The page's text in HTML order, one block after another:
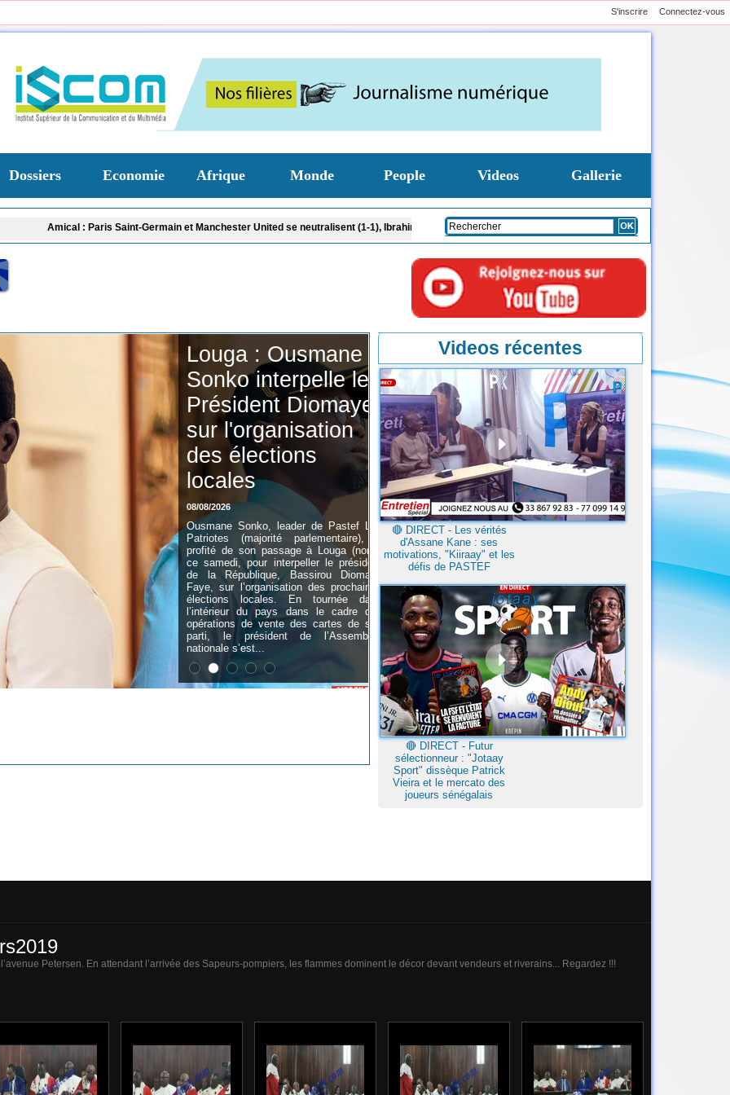
Connectez-vous
S'inscrire
Dossiers Economie Afrique Monde People Videos Gallerie
Amical : Paris Saint-Germain et Manchester United se neutralisent (1-1), Ibrahima Mbaye buteur Chronique : L’accent si complexe de la République ! Par
Louga : Ousmane
Sonko interpelle le
Président Diomaye
sur l'organisation
des élections
locales
08/08/2026
Ousmane Sonko, leader de Pastef Les
Patriotes (majorité parlementaire), a
profité de son passage à Louga (nord),
ce samedi, pour interpeller le président
de la République, Bassirou Diomaye
Faye, sur l’organisation des prochaines
élections locales. En tournée dans
l’intérieur du pays dans le cadre des
opérations de vente des cartes de son
parti, le président de l’Assemblée
nationale s’est...
Videos récentes
🔴​ DIRECT - Les vérités
d'Assane Kane : ses
motivations, "Kiiraay" et les
défis de PASTEF
🔴​ DIRECT - Futur
sélectionneur : "Jotaay
Sport" dissèque Patrick
Vieira et le mercato des
joueurs sénégalais
Petersen. En attendant l’arrivée des Sapeurs-pompiers, les flammes dominent le décor devant vendeurs et riverains... Regardez !!!